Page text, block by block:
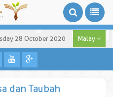
28 October 2020 Malay
dan Taubah